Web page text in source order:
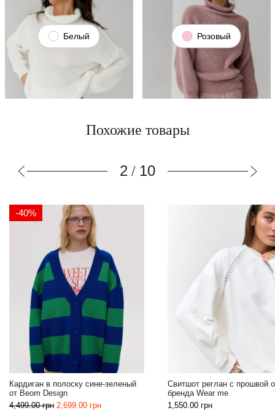
Белый Розовый
Похожие товары
3 / 10
Свитшот реглан с прошвой от
бренда Wear me
1,550.00грн
Design
5,899.00 грн